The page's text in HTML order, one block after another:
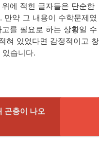
에 적힌 글자들은 단순한
만약 그 내용이 수학문제였
를 필요로 하는 상황일 수
혀 있었다면 감정적이고 창
습니다.
곤충이 나오